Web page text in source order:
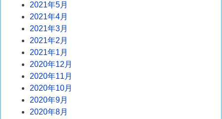
2021年5月
2021年4月
2021年3月
2021年2月
2021年1月
2020年12月
2020年11月
2020年10月
2020年9月
2020年8月